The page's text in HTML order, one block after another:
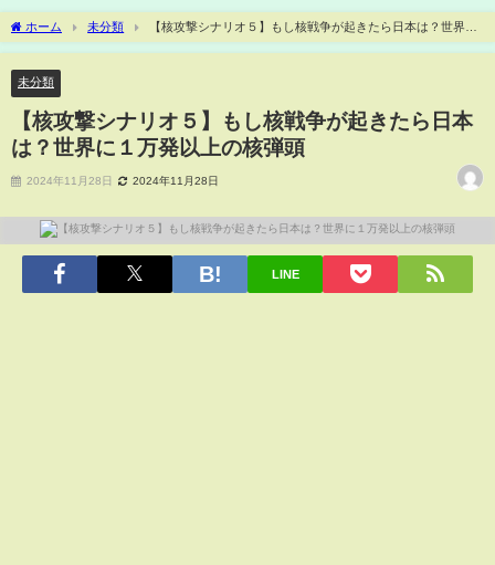
ホーム 未分類
【核攻撃シナリオ５】もし核戦争が起きたら日本は？世界に
１万発以上の核弾頭
未分類
【核攻撃シナリオ５】もし核戦争が起きたら日本
は？世界に１万発以上の核弾頭
2024年11月28日 2024年11月28日
LINE